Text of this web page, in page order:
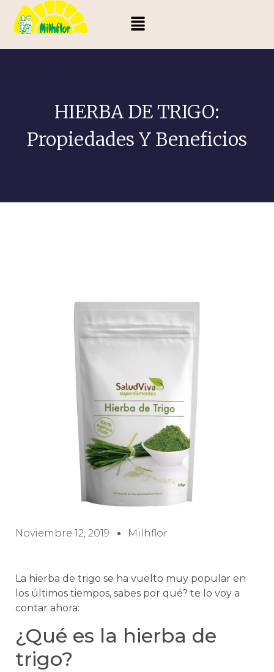
HIERBA DE TRIGO:
Propiedades Y Beneficios
Noviembre 12, 2019 Milhflor
La hierba de trigo se ha vuelto muy popular en
los últimos tiempos, sabes por qué? te lo voy a
contar ahora:
¿Qué es la hierba de
trigo?